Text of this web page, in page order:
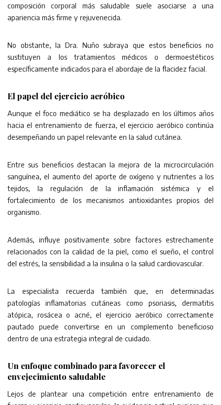
composición corporal más saludable suele asociarse a una
apariencia más firme y rejuvenecida.
No obstante, la Dra. Nuño subraya que estos beneficios no
sustituyen a los tratamientos médicos o dermoestéticos
específicamente indicados para el abordaje de la flacidez facial.
El papel del ejercicio aeróbico
Aunque el foco mediático se ha desplazado en los últimos años
hacia el entrenamiento de fuerza, el ejercicio aeróbico continúa
desempeñando un papel relevante en la salud cutánea.
Entre sus beneficios destacan la mejora de la microcirculación
sanguínea, el aumento del aporte de oxígeno y nutrientes a los
tejidos, la regulación de la inflamación sistémica y el
fortalecimiento de los mecanismos antioxidantes propios del
organismo.
Además, influye positivamente sobre factores estrechamente
relacionados con la calidad de la piel, como el sueño, el control
del estrés, la sensibilidad a la insulina o la salud cardiovascular.
La especialista recuerda también que, en determinadas
patologías inflamatorias cutáneas como psoriasis, dermatitis
atópica, rosácea o acné, el ejercicio aeróbico correctamente
pautado puede convertirse en un complemento beneficioso
dentro de una estrategia integral de cuidado.
Un enfoque combinado para favorecer el
envejecimiento saludable
Lejos de plantear una competición entre entrenamiento de